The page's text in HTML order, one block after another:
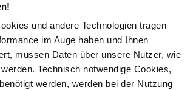
und andere Technologien tragen
im Auge haben und Ihnen
müssen Daten über unsere Nutzer, wie
Technisch notwendige Cookies,
werden, werden bei der Nutzung
CARD Teilnahmebedingungen